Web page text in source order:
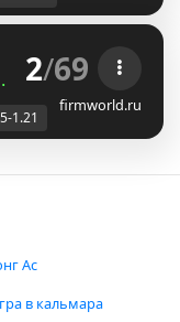
1.21.x
2/69
firmworld.ru
1.21
Ас
в кальмара